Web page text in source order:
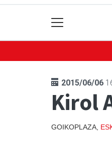
2015/06/06
Kirol
GOIKOPLAZA,